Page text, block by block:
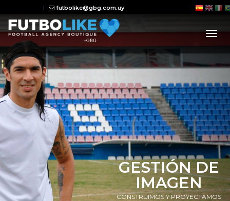
futbolike@gbg.com.uy
GESTIÓN DE
IMAGEN
CONSTRUIMOS Y PROYECTAMOS